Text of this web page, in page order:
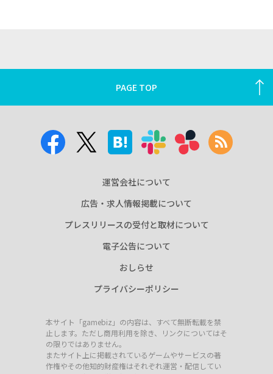
PAGE TOP
運営会社について
広告・求人情報掲載について
プレスリリースの受付と取材について
電子公告について
おしらせ
プライバシーポリシー
本サイト「gamebiz」の内容は、すべて無断転載を禁
止します。ただし商用利用を除き、リンクについてはそ
の限りではありません。
またサイト上に掲載されているゲームやサービスの著
作権やその他知的財産権はそれぞれ運営・配信してい